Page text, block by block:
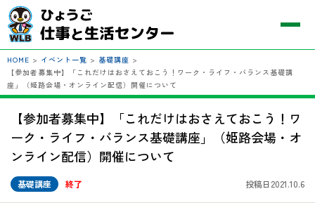
HOME > イベント一覧 > 基礎講座 >
【参加者募集中】「これだけはおさえておこう！ワーク・ライフ・バランス基礎講
座」（姫路会場・オンライン配信）開催について
【参加者募集中】「これだけはおさえておこう！ワ
ーク・ライフ・バランス基礎講座」（姫路会場・オ
ンライン配信）開催について
基礎講座 終了 投稿日2021.10.6